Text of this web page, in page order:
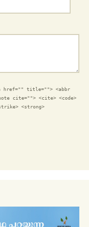
href="" title=""> <abbr
cite=""> <cite> <code>
<strong>